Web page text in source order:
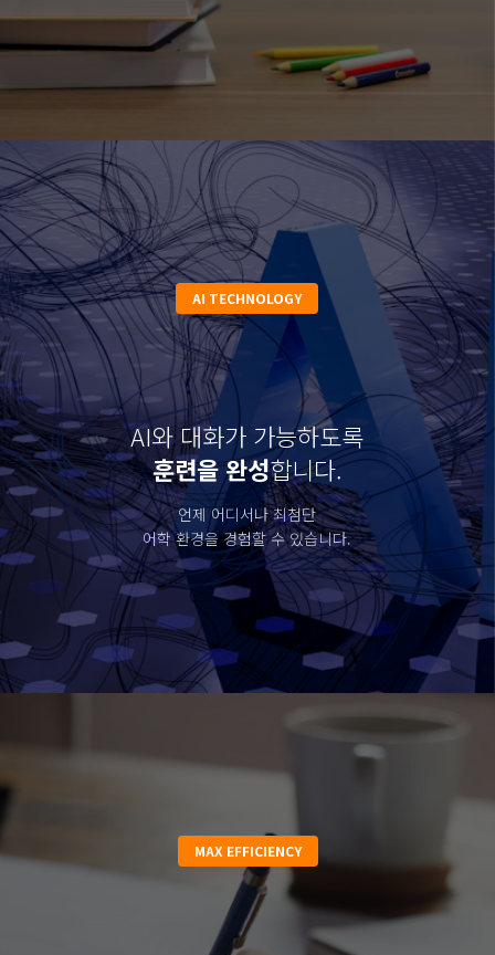
영어 하나 바꿨을 뿐인데,
전 과목 성적이 바뀝니다.
단순 공부가 아닌 '말하는
훈련'이 뇌를 깨웁니다.
✔ 학습 자신감: 영어가 터지면 공부에 속도가 붙습
AI TECHNOLOGY
AI와 대화가 가능하도록
훈련을 완성합니다.
언제 어디서나 최첨단
어학 환경을 경험할 수 있습니다.
MAX EFFICIENCY